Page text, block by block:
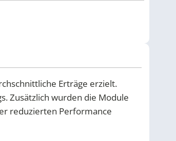
Erträge erzielt.
Zusätzlich wurden die Module
reduzierten Performance